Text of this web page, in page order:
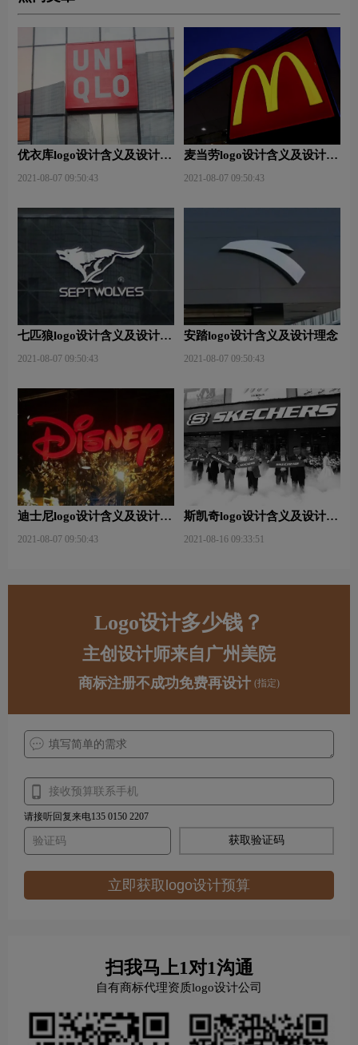
优衣库logo设计含义及设计理
2021-08-07 09:50:43
麦当劳logo设计含义及设计理
2021-08-07 09:50:43
七匹狼logo设计含义及设计理
2021-08-07 09:50:43
安踏logo设计含义及设计理念
2021-08-07 09:50:43
迪士尼logo设计含义及设计理
2021-08-07 09:50:43
斯凯奇logo设计含义及设计理
2021-08-16 09:33:51
Logo设计多少钱？
主创设计师来自广州美院
商标注册不成功免费再设计 (指定)
请接听回复来电135 0150 2207
获取验证码
立即获取logo设计预算
扫我马上1对1沟通
自有商标代理资质logo设计公司